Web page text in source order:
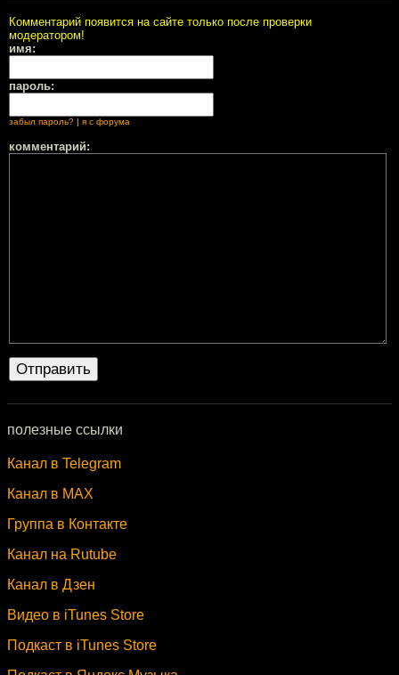
Комментарий появится на сайте только после проверки
модератором!
имя:
пароль:
забыл пароль? | я с форума
комментарий:
полезные ссылки
Канал в Telegram
Канал в MAX
Группа в Контакте
Канал на Rutube
Канал в Дзен
Видео в iTunes Store
Подкаст в iTunes Store